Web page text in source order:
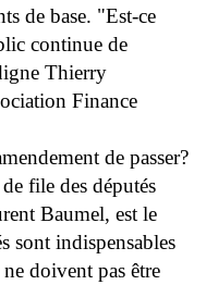
de base. "Est-ce
continue de
Thierry
Finance
de passer?
file des députés
Baumel, est le
sont indispensables
doivent pas être